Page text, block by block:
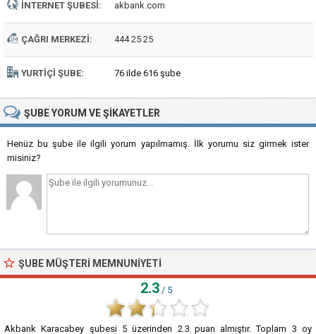
İNTERNET ŞUBESI: akbank.com
ÇAĞRI MERKEZI: 444 25 25
YURTIÇI ŞUBE: 76 ilde 616 şube
ŞUBEYORUM VE ŞIKAYETLER
Henüz bu şube ile ilgili yorum yapılmamış. İlk yorumu siz girmek ister
misiniz?
ŞUBE MÜŞTERI MEMNUNIYETI
2.3 / 5
Akbank Karacabey şubesi 5üzerinden 2.3 puan almıştır. Toplam 3 oy